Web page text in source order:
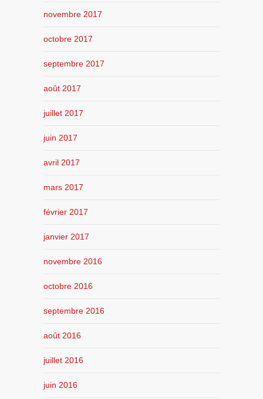
novembre 2017
octobre 2017
septembre 2017
août 2017
juillet 2017
juin 2017
avril 2017
mars 2017
février 2017
janvier 2017
novembre 2016
octobre 2016
septembre 2016
août 2016
juillet 2016
juin 2016